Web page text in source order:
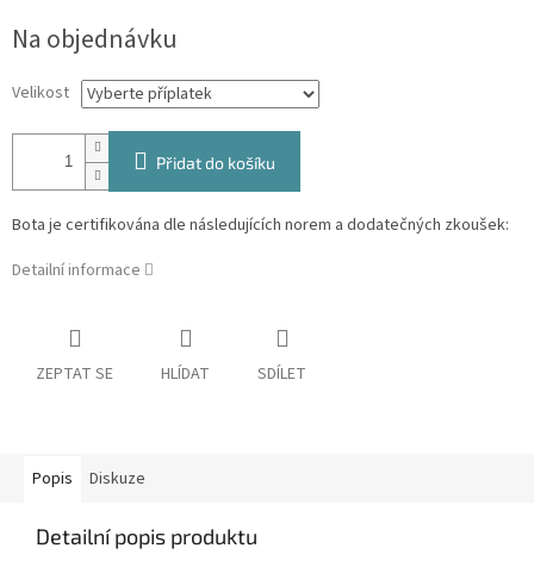
cena:
Na objednávku
Velikost
Přidat do košíku
Bota je certifikována dle následujících norem a dodatečných zkoušek:
Detailní informace
ZEPTAT SE HLÍDAT SDÍLET
Popis Diskuze
Detailní popis produktu